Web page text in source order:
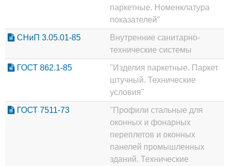
паркетные. Номенклатура
показателей"
СНиП 3.05.01-85
Внутренние санитарно-
технические системы
ГОСТ 862.1-85
"Изделия паркетные. Паркет
штучный. Технические
условия"
ГОСТ 7511-73
"Профили стальные для
оконных и фонарных
переплетов и оконных
панелей промышленных
зданий. Технические